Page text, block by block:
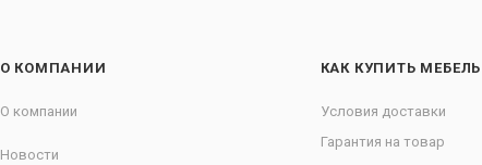
О КОМПАНИИ
О компании
Новости
КАК КУПИТЬ МЕБЕЛЬ
Условия доставки
Гарантия на товар